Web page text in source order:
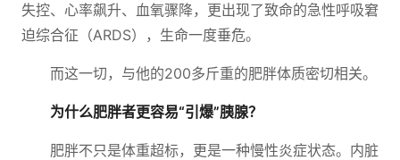
失控、心率飙升、血氧骤降，更出现了致命的急性呼吸窘
迫综合征（ARDS），生命一度垂危。
而这一切，与他的200多斤重的肥胖体质密切相关。
为什么肥胖者更容易“引爆”胰腺？
肥胖不只是体重超标，更是一种慢性炎症状态。内脏